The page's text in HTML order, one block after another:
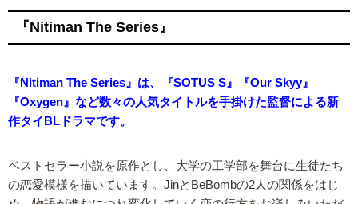
『Nitiman The Series』
『Nitiman The Series』は、『SOTUS S』『Our Skyy』
『Oxygen』など数々の人気タイトルを手掛けた監督による新
作タイBLドラマです。
ベストセラー小説を原作とし、大学の工学部を舞台に生徒たち
の恋愛模様を描いています。JinとBeBombの2人の関係をはじ